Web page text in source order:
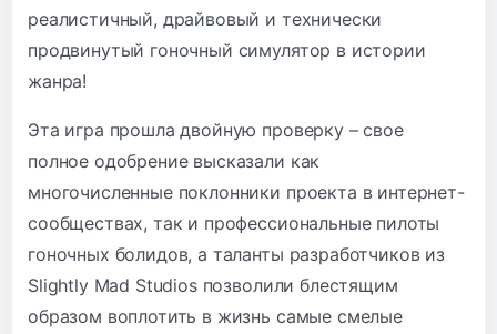
реалистичный, драйвовый и технически
продвинутый гоночный симулятор в истории
жанра!
Эта игра прошла двойную проверку – свое
полное одобрение высказали как
многочисленные поклонники проекта в интернет-
сообществах, так и профессиональные пилоты
гоночных болидов, а таланты разработчиков из
Slightly Mad Studios позволили блестящим
образом воплотить в жизнь самые смелые